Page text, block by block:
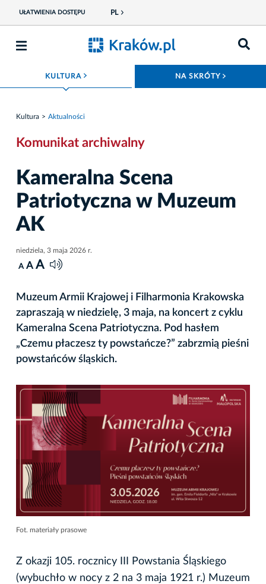
UŁATWIENIA DOSTĘPU PL
KULTURA ROZWIŃ MENU NA SKRÓTY
Kultura Aktualności
Komunikat archiwalny
Kameralna Scena
Patriotyczna w Muzeum
AK
niedziela, 3 maja 2026 r.
A A A
Muzeum Armii Krajowej i Filharmonia Krakowska
zapraszają w niedzielę, 3 maja, na koncert z cyklu
Kameralna Scena Patriotyczna. Pod hasłem
„Czemu płaczesz ty powstańcze?” zabrzmią pieśni
powstańców śląskich.
Fot. materiały prasowe
Z okazji 105. rocznicy III Powstania Śląskiego
(wybuchło w nocy z 2 na 3 maja 1921 r.) Muzeum